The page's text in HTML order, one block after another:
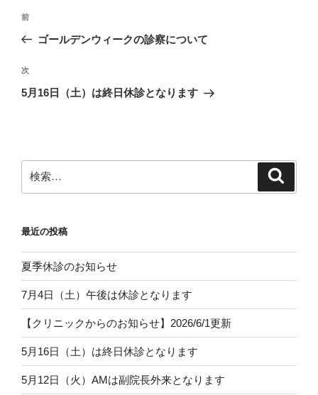
投
ビ
ゲ
ン
前
の
稿
前
ゴールデンウィークの診察について
次
の
次
5月16日（土）は終日休診となります
索:
最近の投稿
夏季休診のお知らせ
7月4日（土）午後は休診となります
【クリニックからのお知らせ】2026/6/1更新
5月16日（土）は終日休診となります
5月12日（火）AMは副院長外来となります